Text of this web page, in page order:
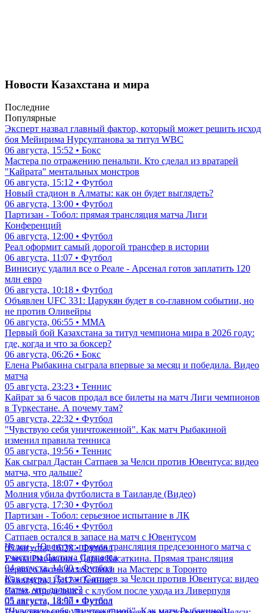
Новости Казахстана и мира
Последние
Популярные
Эксперт назвал главный фактор, который может решить исход
боя Мейирима Нурсултанова за титул WBC
06 августа, 15:52 • Бокс
Мастера по отражению пенальти. Кто сделал из вратарей
"Кайрата" ментальных монстров
06 августа, 15:12 • Футбол
Новый стадион в Алматы: как он будет выглядеть?
06 августа, 13:00 • Футбол
Партизан - Тобол: прямая трансляция матча Лиги
Конференций
06 августа, 12:00 • Футбол
Реал оформит самый дорогой трансфер в истории
06 августа, 11:07 • Футбол
Винисиус удалил все о Реале - Арсенал готов заплатить 120
млн евро
06 августа, 10:18 • Футбол
Объявлен UFC 331: Царукян будет в со-главном событии, но
не против Оливейры
06 августа, 06:55 • ММА
Первый бой Казахстана за титул чемпиона мира в 2026 году:
где, когда и что за боксер?
06 августа, 06:26 • Бокс
Елена Рыбакина сыграла впервые за месяц и победила. Видео
матча
05 августа, 23:23 • Теннис
Кайрат за 6 часов продал все билеты на матч Лиги чемпионов
в Туркестане. А почему там?
05 августа, 22:32 • Футбол
"Чувствую себя уничтоженной". Как матч Рыбакиной
изменил правила тенниса
05 августа, 19:56 • Теннис
Как сыграл Дастан Сатпаев за Челси против Ювентуса: видео
матча, что дальше?
05 августа, 18:07 • Футбол
Молния убила футболиста в Таиланде (Видео)
05 августа, 17:30 • Футбол
Партизан - Тобол: серьезное испытание в ЛК
05 августа, 16:46 • Футбол
Сатпаев остался в запасе на матч с Ювентусом
05 августа, 16:28 • Футбол
Елена Рыбакина - Дарья Касаткина. Прямая трансляция
первого матча казахстанки на Мастерс в Торонто
05 августа, 15:12 • Теннис
Салах определился с клубом после ухода из Ливерпуля
05 августа, 14:50 • Футбол
Челси - Ювентус: прямая трансляция предсезонного матча с
участием Дастана Сатпаева
04 августа, 14:00 • Футбол
Как сыграл Дастан Сатпаев за Челси против Ювентуса: видео
матча, что дальше?
05 августа, 18:07 • Футбол